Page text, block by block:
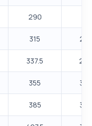
290
315
337.5
355
385